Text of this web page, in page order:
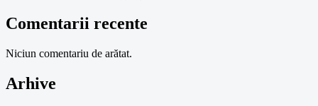
Comentarii recente
Niciun comentariu de arătat.
Arhive